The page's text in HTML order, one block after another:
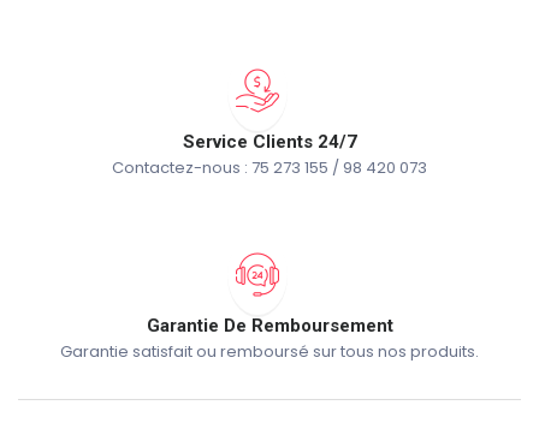
Service Clients 24/7
Contactez-nous : 75 273 155 / 98 420 073
Garantie De Remboursement
Garantie satisfait ou remboursé sur tous nos produits.